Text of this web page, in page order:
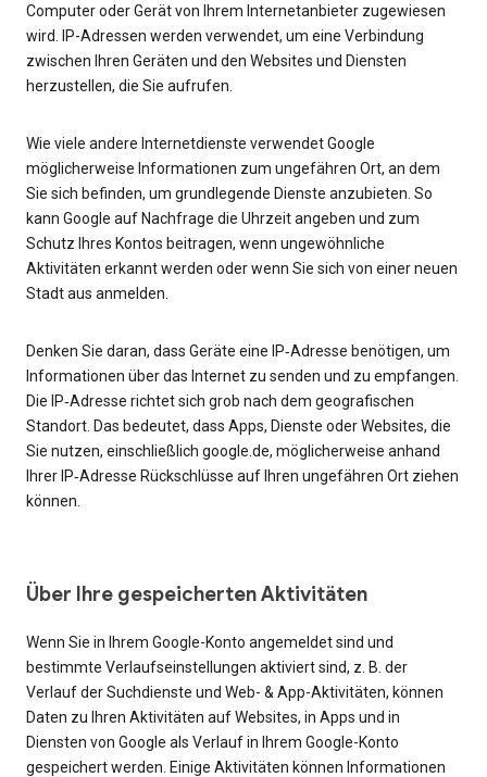
Computer oder Gerät von Ihrem Internetanbieter zugewiesen
wird. IP-Adressen werden verwendet, um eine Verbindung
zwischen Ihren Geräten und den Websites und Diensten
herzustellen, die Sie aufrufen.
Wie viele andere Internetdienste verwendet Google
möglicherweise Informationen zum ungefähren Ort, an dem
Sie sich befinden, um grundlegende Dienste anzubieten. So
kann Google auf Nachfrage die Uhrzeit angeben und zum
Schutz Ihres Kontos beitragen, wenn ungewöhnliche
Aktivitäten erkannt werden oder wenn Sie sich von einer neuen
Stadt aus anmelden.
Denken Sie daran, dass Geräte eine IP‑Adresse benötigen, um
Informationen über das Internet zu senden und zu empfangen.
Die IP‑Adresse richtet sich grob nach dem geografischen
Standort. Das bedeutet, dass Apps, Dienste oder Websites, die
Sie nutzen, einschließlich google.de, möglicherweise anhand
Ihrer IP‑Adresse Rückschlüsse auf Ihren ungefähren Ort ziehen
können.
Über Ihre gespeicherten Aktivitäten
Wenn Sie in Ihrem Google-Konto angemeldet sind und
bestimmte Verlaufseinstellungen aktiviert sind, z. B. der
Verlauf der Suchdienste und Web- & App-Aktivitäten, können
Daten zu Ihren Aktivitäten auf Websites, in Apps und in
Diensten von Google als Verlauf in Ihrem Google-Konto
gespeichert werden. Einige Aktivitäten können Informationen